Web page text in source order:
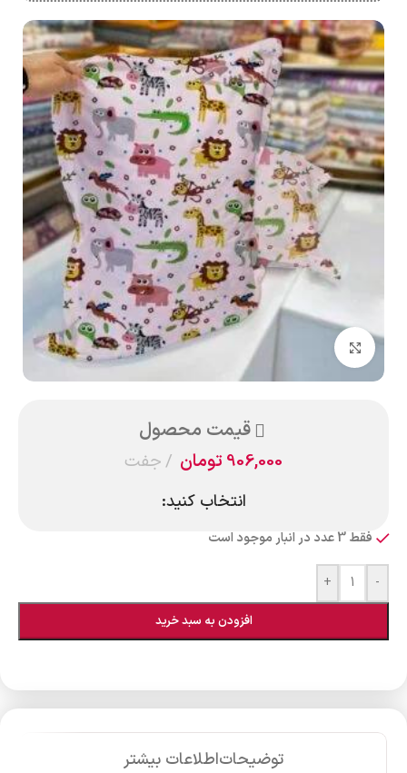
بزرگنمایی تصویر
قیمت محصول
906,000تومان جفت
انتخاب کنید:
فقط 3 عدد در انبار موجود است
-
+
افزودن به سبد خرید
توضیحاتاطلاعات بیشتر